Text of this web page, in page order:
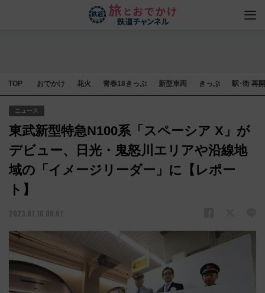
TOP おでかけ 花火 青春18きっぷ 新型車両 きっぷ 駅･街 再
ニュース
東武新型特急N100系「スペーシア X」が
デビュー、日光・鬼怒川エリアや沿線地
域の「イメージリーダー」に【レポー
ト】
2023.07.16 06:07